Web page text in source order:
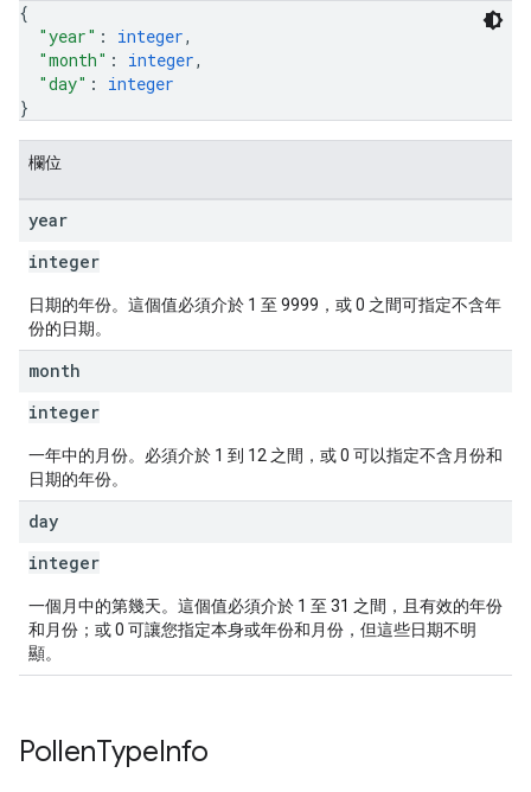
{
"year" : integer,
"month" : integer,
"day" : integer
}
欄位
year
integer
日期的年份。這個值必須介於 1 至 9999，或 0 之間可指定不含年
份的日期。
month
integer
一年中的月份。必須介於 1 到 12 之間，或 0 可以指定不含月份和
日期的年份。
day
integer
一個月中的第幾天。這個值必須介於 1 至 31 之間，且有效的年份
和月份；或 0 可讓您指定本身或年份和月份，但這些日期不明
顯。
PollenTypeInfo